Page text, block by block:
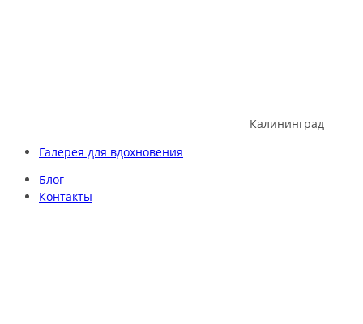
Калининград
Галерея для вдохновения
Блог
Контакты